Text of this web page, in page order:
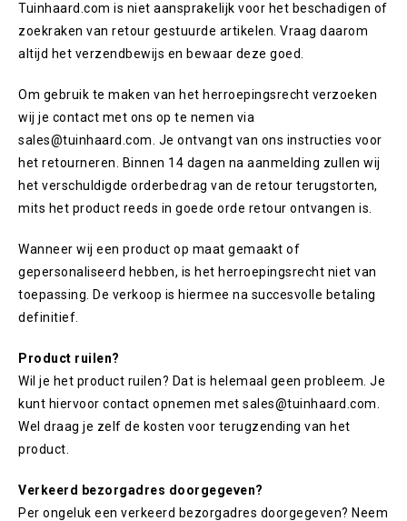
Tuinhaard.com is niet aansprakelijk voor het beschadigen of
zoekraken van retour gestuurde artikelen. Vraag daarom
altijd het verzendbewijs en bewaar deze goed.
Om gebruik te maken van het herroepingsrecht verzoeken
wij je contact met ons op te nemen via
sales@tuinhaard.com. Je ontvangt van ons instructies voor
het retourneren. Binnen 14 dagen na aanmelding zullen wij
het verschuldigde orderbedrag van de retour terugstorten,
mits het product reeds in goede orde retour ontvangen is.
Wanneer wij een product op maat gemaakt of
gepersonaliseerd hebben, is het herroepingsrecht niet van
toepassing. De verkoop is hiermee na succesvolle betaling
definitief.
Product ruilen?
Wil je het product ruilen? Dat is helemaal geen probleem. Je
kunt hiervoor contact opnemen met sales@tuinhaard.com.
Wel draag je zelf de kosten voor terugzending van het
product.
Verkeerd bezorgadres doorgegeven?
Per ongeluk een verkeerd bezorgadres doorgegeven? Neem